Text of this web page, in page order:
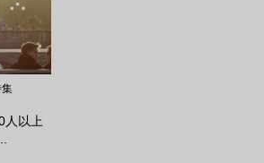
人以上